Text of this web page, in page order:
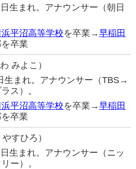
生まれ。アナウンサー（朝日
平沼高等学校を卒業→早稲田
卒業
みよこ）
生まれ。アナウンサー（TBS→
ス）。
平沼高等学校を卒業→早稲田
卒業
すひろ）
生まれ。アナウンサー（ニッ
ー）。